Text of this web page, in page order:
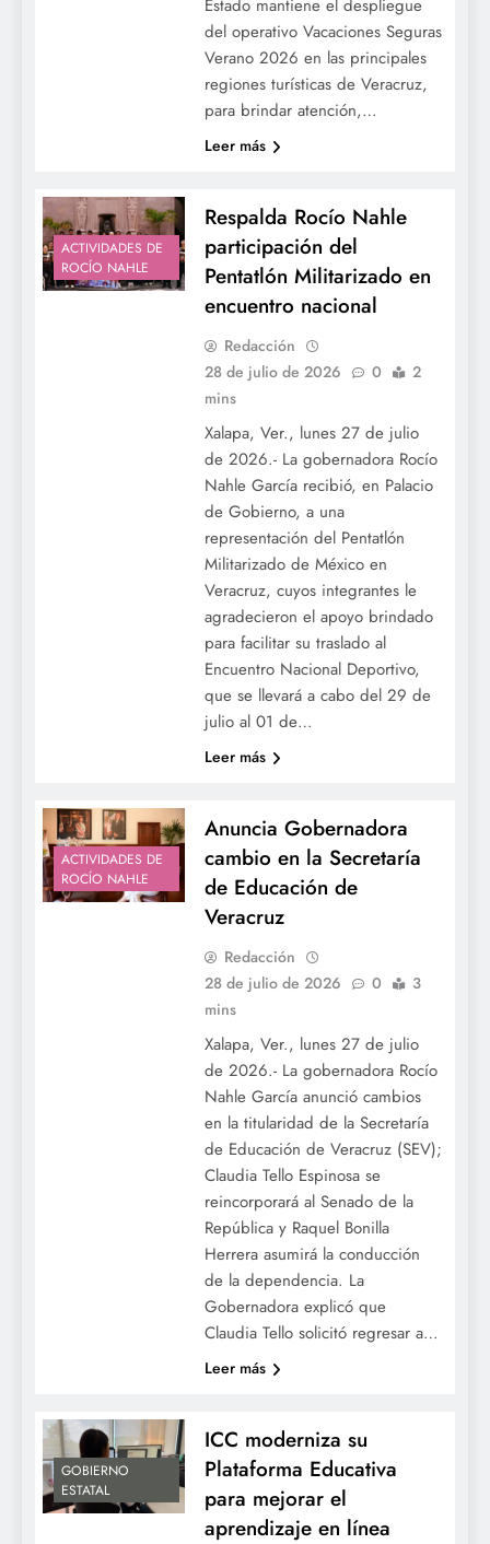
Estado mantiene el despliegue
del operativo Vacaciones Seguras
Verano 2026 en las principales
regiones turísticas de Veracruz,
para brindar atención,…
Leer más
ACTIVIDADES DE
ROCÍO NAHLE
Respalda Rocío Nahle
participación del
Pentatlón Militarizado en
encuentro nacional
Redacción
28 de julio de 2026
0
2
mins
Xalapa, Ver., lunes 27 de julio
de 2026.- La gobernadora Rocío
Nahle García recibió, en Palacio
de Gobierno, a una
representación del Pentatlón
Militarizado de México en
Veracruz, cuyos integrantes le
agradecieron el apoyo brindado
para facilitar su traslado al
Encuentro Nacional Deportivo,
que se llevará a cabo del 29 de
julio al 01 de…
Leer más
ACTIVIDADES DE
ROCÍO NAHLE
Anuncia Gobernadora
cambio en la Secretaría
de Educación de
Veracruz
Redacción
28 de julio de 2026
0
3
mins
Xalapa, Ver., lunes 27 de julio
de 2026.- La gobernadora Rocío
Nahle García anunció cambios
en la titularidad de la Secretaría
de Educación de Veracruz (SEV);
Claudia Tello Espinosa se
reincorporará al Senado de la
República y Raquel Bonilla
Herrera asumirá la conducción
de la dependencia. La
Gobernadora explicó que
Claudia Tello solicitó regresar a…
Leer más
GOBIERNO
ESTATAL
ICC moderniza su
Plataforma Educativa
para mejorar el
aprendizaje en línea